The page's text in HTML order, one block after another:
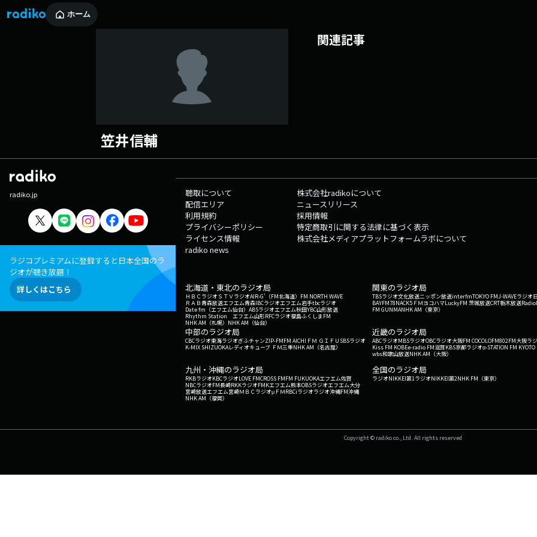
ホーム
笠井信輔
関連記事
radiko.jp
ラジコプレミアムに登録すると日本全国のラ
ジオが聴き放題！
詳しくはこちら
聴取について
配信エリア
利用規約
プライバシーポリシー
ライセンス情報
radiko news
株式会社radikoについて
ニュースリリース
採用情報
特定商取引に関する法律に基づく表示
株式会社メディアプラットフォームラボについて
北海道・東北のラジオ局
ＨＢＣラジオＳＴＶラジオAIR-G'（FM北海道） FM NORTH WAVE
ＲＡＢ青森放送エフエム青森IBCラジオエフエム岩手tbcラジオ
Date fm（エフエム仙台） ABSラジオエフエム秋田YBC山形放送
Rhythm Station エフエム山形RFCラジオ福島ふくしまFM
NHK AM（札幌） NHK AM（仙台）
関東のラジオ局
TBSラジオ文化放送ニッポン放送interfmTOKYO FMJ-WAVEラジオ
BAYFM78NACK5 ＦＭヨコハマLuckyFM 茨城放送CRT栃木放送
FM GUNMANHK AM（東京）
中部のラジオ局
CBCラジオ東海ラジオぎふチャンZIP-FMFM AICHI ＦＭ ＧＩＦＵ SBSラジオ
K-MIX SHIZUOKAレディオキューブ ＦＭ三重NHK AM（名古屋）
近畿のラジオ局
ABCラジオMBSラジオOBCラジオ大阪FM COCOLOFM802FM大阪ラ
Kiss FM KOBEe-radio FM滋賀KBS京都ラジオα-STATION FM KYOTO
wbs和歌山放送NHK AM（大阪）
九州・沖縄のラジオ局
RKBラジオKBCラジオLOVE FMCROSS FMFM FUKUOKAエフエム佐賀
NBCラジオFM長崎RKKラジオFMKエフエム熊本OBSラジオエフエム大分
宮崎放送エフエム宮崎ＭＢＣラジオμＦＭRBCiラジオラジオ沖縄FM沖縄
NHK AM（福岡）
全国のラジオ局
ラジオNIKKEI第1ラジオNIKKEI第2NHK FM（東京）
Copyright © radiko co., Ltd. All rights reserved